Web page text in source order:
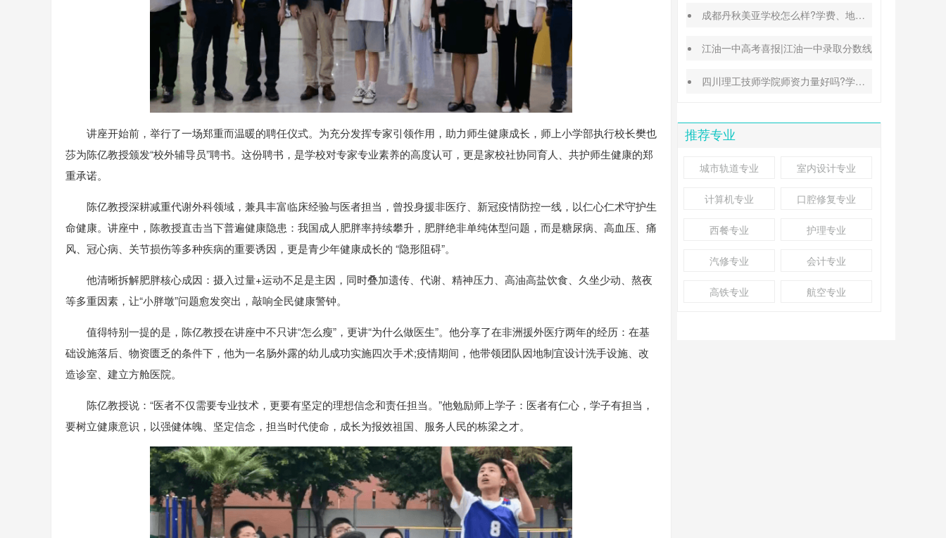
讲座开始前，举行了一场郑重而温暖的聘任仪式。为充分发挥专家引领作用，助力师生健康成长，师上小学部执行校长樊也
莎为陈亿教授颁发“校外辅导员”聘书。这份聘书，是学校对专家专业素养的高度认可，更是家校社协同育人、共护师生健康的郑
重承诺。
陈亿教授深耕减重代谢外科领域，兼具丰富临床经验与医者担当，曾投身援非医疗、新冠疫情防控一线，以仁心仁术守护生
命健康。讲座中，陈教授直击当下普遍健康隐患：我国成人肥胖率持续攀升，肥胖绝非单纯体型问题，而是糖尿病、高血压、痛
风、冠心病、关节损伤等多种疾病的重要诱因，更是青少年健康成长的 “隐形阻碍”。
他清晰拆解肥胖核心成因：摄入过量+运动不足是主因，同时叠加遗传、代谢、精神压力、高油高盐饮食、久坐少动、熬夜
等多重因素，让“小胖墩”问题愈发突出，敲响全民健康警钟。
值得特别一提的是，陈亿教授在讲座中不只讲“怎么瘦”，更讲“为什么做医生”。他分享了在非洲援外医疗两年的经历：在基
础设施落后、物资匮乏的条件下，他为一名肠外露的幼儿成功实施四次手术;疫情期间，他带领团队因地制宜设计洗手设施、改
造诊室、建立方舱医院。
陈亿教授说：“医者不仅需要专业技术，更要有坚定的理想信念和责任担当。”他勉励师上学子：医者有仁心，学子有担当，
要树立健康意识，以强健体魄、坚定信念，担当时代使命，成长为报效祖国、服务人民的栋梁之才。
成都丹秋美亚学校怎么样?学费、地址、办学特色汇总
江油一中高考喜报|江油一中录取分数线
四川理工技师学院师资力量好吗?学校地址在哪里
推荐专业
城市轨道专业 室内设计专业
计算机专业 口腔修复专业
西餐专业 护理专业
汽修专业 会计专业
高铁专业 航空专业